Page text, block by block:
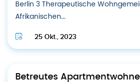
Berlin 3 Therapeutische
Afrikanischen...
25 Okt., 2023
Betreutes